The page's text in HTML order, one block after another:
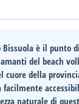
Bissuola è il punto di
del beach
cuore della
facilmente
naturale di